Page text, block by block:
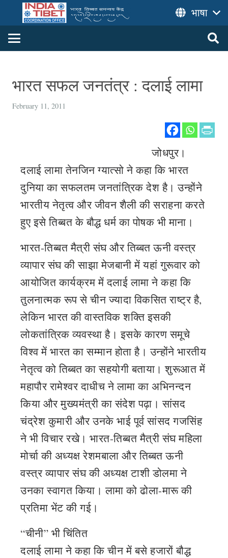
भाषा
भारत सफल जनतंत्र : दलाई लामा
February 11, 2011
जोधपुर।
दलाई लामा तेनजिन ग्यात्सो ने कहा कि भारत
दुनिया का सफलतम जनतांत्रिक देश है। उन्होंने
भारतीय नेतृत्व और जीवन शैली की सराहना करते
हुए इसे तिब्बत के बौद्ध धर्म का पोषक भी माना।
भारत-तिब्बत मैत्री संघ और तिब्बत ऊनी वस्त्र
व्यापार संघ की साझा मेजबानी में यहां गुरूवार को
आयोजित कार्यक्रम में दलाई लामा ने कहा कि
तुलनात्मक रूप से चीन ज्यादा विकसित राष्ट्र है,
लेकिन भारत की वास्तविक शक्ति इसकी
लोकतांत्रिक व्यवस्था है। इसके कारण समूचे
विश्व में भारत का सम्मान होता है। उन्होंने भारतीय
नेतृत्व को तिब्बत का सहयोगी बताया। शुरूआत में
महापौर रामेश्वर दाधीच ने लामा का अभिनन्दन
किया और मुख्यमंत्री का संदेश पढ़ा। सांसद
चंद्रेश कुमारी और उनके भाई पूर्व सांसद गजसिंह
ने भी विचार रखे। भारत-तिब्बत मैत्री संघ महिला
मोर्चा की अध्यक्ष रेशमबाला और तिब्बत ऊनी
वस्त्र व्यापार संघ की अध्यक्ष टाशी डोलमा ने
उनका स्वागत किया। लामा को ढोला-मारू की
प्रतिमा भेंट की गई।
“चीनी” भी चिंतित
दलाई लामा ने कहा कि चीन में बसे हजारों बौद्ध